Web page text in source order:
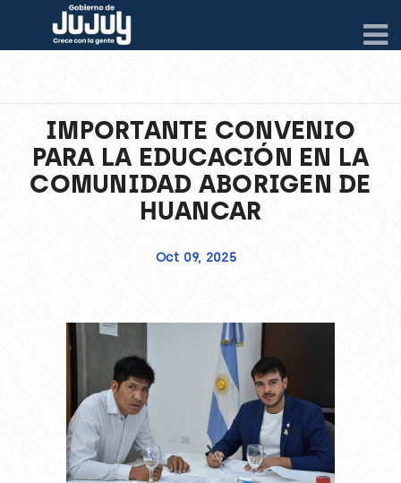
IMPORTANTE CONVENIO
PARA LA EDUCACIÓN EN LA
COMUNIDAD ABORIGEN DE
HUANCAR
Oct 09, 2025